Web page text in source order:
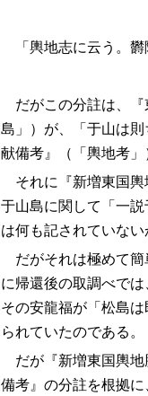
「輿地志に云う。欝
だがこの分註は、『
島」）が、「于山は
献備考』（「輿地考」
それに『新増東国輿
于山島に関して「一
は何も記されていな
だがそれは極めて簡
に帰還後の取調べで
その安龍福が「松島
られていたのである。
だが『新増東国輿地
備考』の分註を根拠